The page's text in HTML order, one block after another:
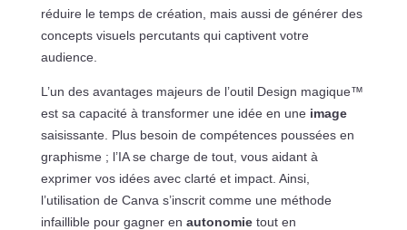
réduire le temps de création, mais aussi de générer des
concepts visuels percutants qui captivent votre
audience.
L’un des avantages majeurs de l’outil Design magique™
est sa capacité à transformer une idée en une image
saisissante. Plus besoin de compétences poussées en
graphisme ; l’IA se charge de tout, vous aidant à
exprimer vos idées avec clarté et impact. Ainsi,
l’utilisation de Canva s’inscrit comme une méthode
infaillible pour gagner en autonomietout en